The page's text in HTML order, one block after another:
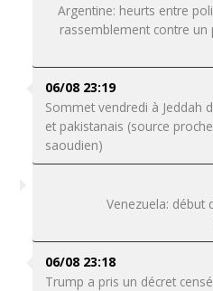
Argentine: heurts entre
rassemblement contre
06/08 23:19
Sommet vendredi à Jeddah
et pakistanais (source
saoudien)
Venezuela: début
06/08 23:18
Trump a pris un décret